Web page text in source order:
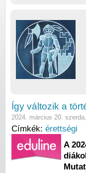
Így változik a
2024. március 20.
Címkék: érettségi
A